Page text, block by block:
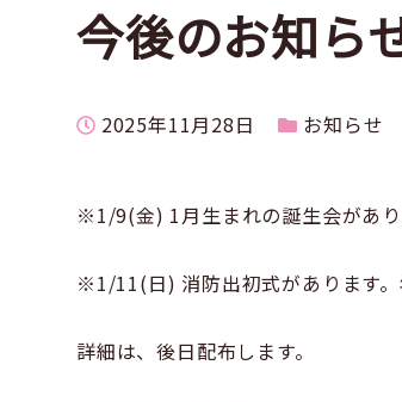
今後のお知ら
投稿日
2025年11月28日 カテゴリー
お知らせ
※1/9(金) 1月生まれの誕生会があり
※1/11(日) 消防出初式があります。
詳細は、後日配布します。